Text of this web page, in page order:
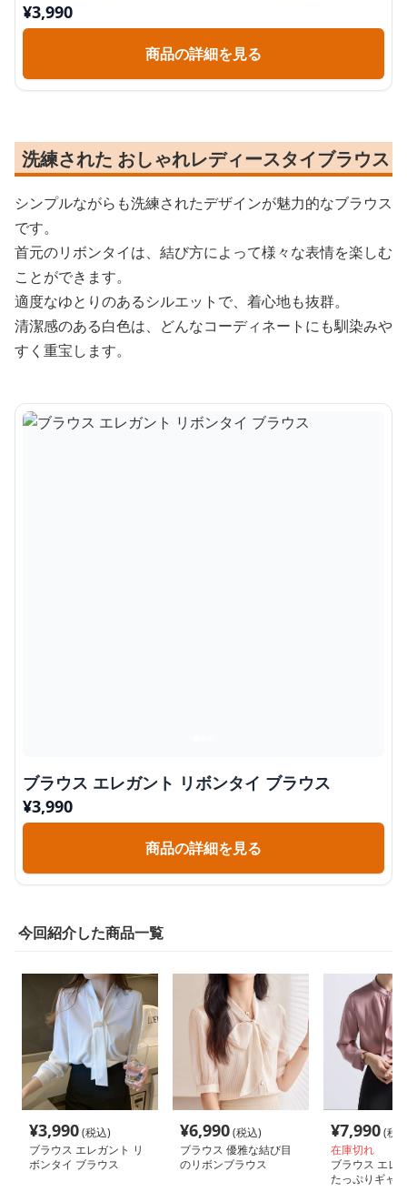
¥3,990
商品の詳細を見る
洗練された おしゃれレディースタイブラウス
シンプルながらも洗練されたデザインが魅力的なブラウス
です。
首元のリボンタイは、結び方によって様々な表情を楽しむ
ことができます。
適度なゆとりのあるシルエットで、着心地も抜群。
清潔感のある白色は、どんなコーディネートにも馴染みや
すく重宝します。
ブラウス エレガント リボンタイ ブラウス
¥3,990
商品の詳細を見る
今回紹介した商品一覧
¥3,990(税込)
ブラウス エレガント リ
ボンタイ ブラウス
¥6,990(税込)
ブラウス 優雅な結び目
のリボンブラウス
¥7,990(税
在庫切れ
ブラウス エレ
たっぷりギャ